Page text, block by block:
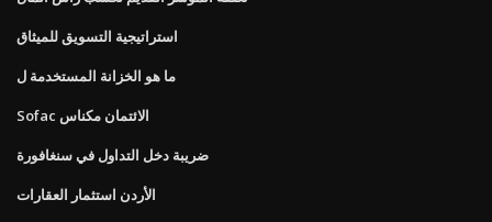
استراتيجية التسويق للميثاق
ما هو الخزانة المستخدمة ل
Sofac الائتمان مكناس
ضريبة دخل التداول في سنغافورة
الأردن استثمار العقارات